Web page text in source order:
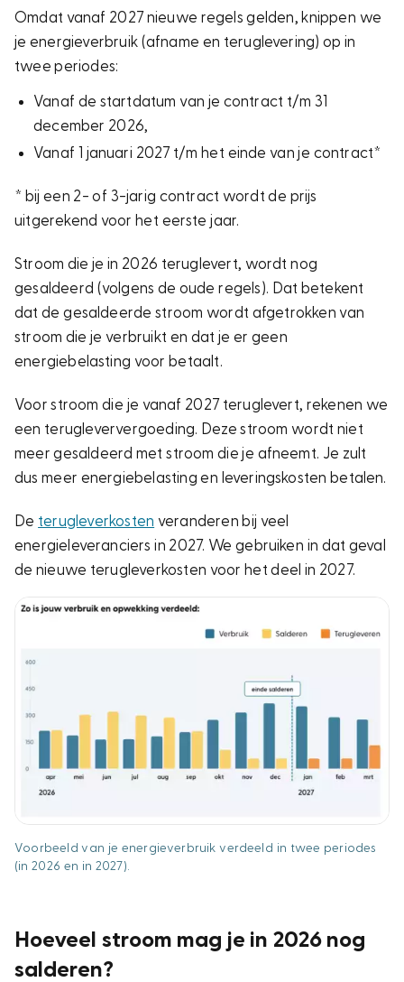
Omdat vanaf 2027 nieuwe regels gelden, knippen we
je energieverbruik (afname en teruglevering) op in
twee periodes:
Vanaf de startdatum van je contract t/m 31
december 2026,
Vanaf 1 januari 2027 t/m het einde van je contract*
* bij een 2- of 3-jarig contract wordt de prijs
uitgerekend voor het eerste jaar.
Stroom die je in 2026 teruglevert, wordt nog
gesaldeerd (volgens de oude regels). Dat betekent
dat de gesaldeerde stroom wordt afgetrokken van
stroom die je verbruikt en dat je er geen
energiebelasting voor betaalt.
Voor stroom die je vanaf 2027 teruglevert, rekenen we
een terugleververgoeding. Deze stroom wordt niet
meer gesaldeerd met stroom die je afneemt. Je zult
dus meer energiebelasting en leveringskosten betalen.
De terugleverkosten veranderen bij veel
energieleveranciers in 2027. We gebruiken in dat geval
de nieuwe terugleverkosten voor het deel in 2027.
Voorbeeld van je energieverbruik verdeeld in twee periodes
(in 2026 en in 2027).
Hoeveel stroom mag je in 2026 nog
salderen?